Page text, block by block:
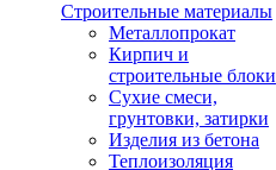
Строительные материалы
Металлопрокат
Кирпич и
строительные блоки
Сухие смеси,
грунтовки, затирки
Изделия из бетона
Теплоизоляция